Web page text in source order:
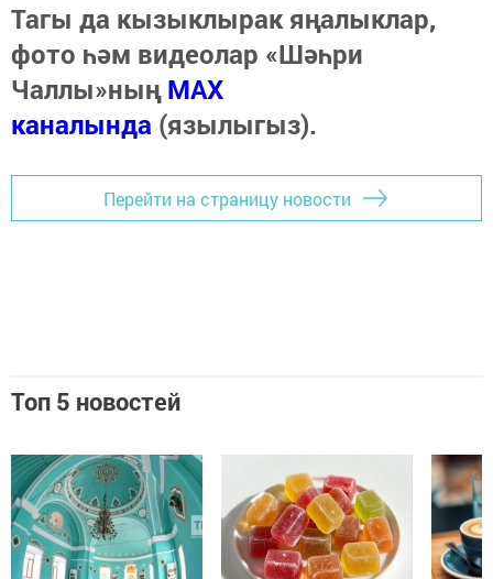
Тагы да кызыклырак яңалыклар,
фото һәм видеолар «Шәһри
Чаллы»ныңMAX
каналында (язылыгыз).
Перейти на страницу новости
Топ 5 новостей